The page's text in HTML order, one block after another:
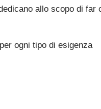
allo scopo di
ogni tipo di esigenza